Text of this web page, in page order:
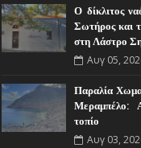
Ο δίκλιτος
Σωτήρος και
στη Λάστρο
Αυγ 05,
Παραλία
Μεραμπέλο:
τοπίο
Αυγ 03,